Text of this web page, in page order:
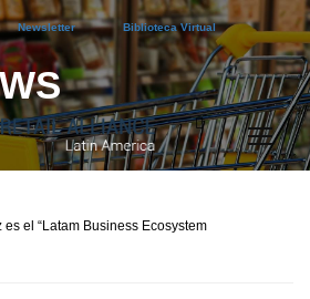
Newsletter Biblioteca Virtual
el “Latam Business Ecosystem